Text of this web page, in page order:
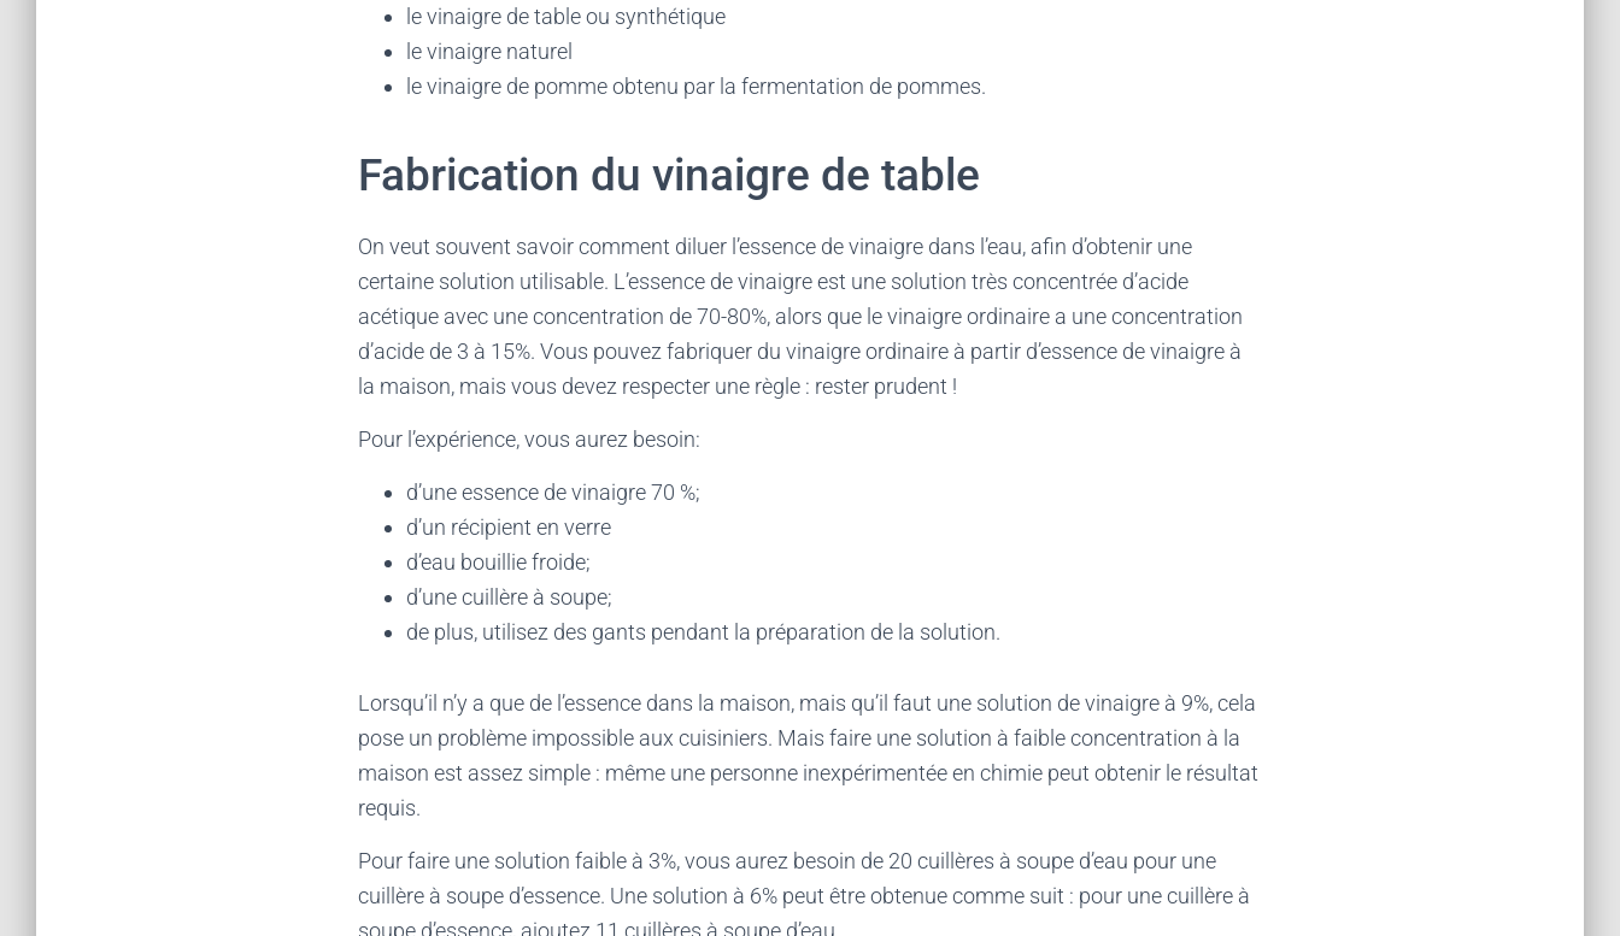
le vinaigre de table ou synthétique
le vinaigre naturel
le vinaigre de pomme obtenu par la fermentation de pommes.
Fabrication du vinaigre de table
On veut souvent savoir comment diluer l’essence de vinaigre dans l’eau, afin d’obtenir une
certaine solution utilisable. L’essence de vinaigre est une solution très concentrée d’acide
acétique avec une concentration de 70-80%, alors que le vinaigre ordinaire a une concentration
d’acide de 3 à 15%. Vous pouvez fabriquer du vinaigre ordinaire à partir d’essence de vinaigre à
la maison, mais vous devez respecter une règle : rester prudent !
Pour l’expérience, vous aurez besoin:
d’une essence de vinaigre 70 %;
d’un récipient en verre
d’eau bouillie froide;
d’une cuillère à soupe;
de plus, utilisez des gants pendant la préparation de la solution.
Lorsqu’il n’y a que de l’essence dans la maison, mais qu’il faut une solution de vinaigre à 9%, cela
pose un problème impossible aux cuisiniers. Mais faire une solution à faible concentration à la
maison est assez simple : même une personne inexpérimentée en chimie peut obtenir le résultat
requis.
Pour faire une solution faible à 3%, vous aurez besoin de 20 cuillères à soupe d’eau pour une
cuillère à soupe d’essence. Une solution à 6% peut être obtenue comme suit : pour une cuillère à
soupe d’essence, ajoutez 11 cuillères à soupe d’eau